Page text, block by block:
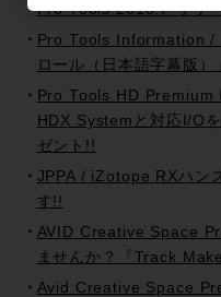
Pro Tools 2018.7 リリ
Pro Tools Information /
ロール（日本語字幕版）
Pro Tools HD
HDX Systemと対応I/O
ゼント!!
JPPA / iZotope RXハン
す!!
AVID Creative Space
ませんか？『Track
Avid Creative Space